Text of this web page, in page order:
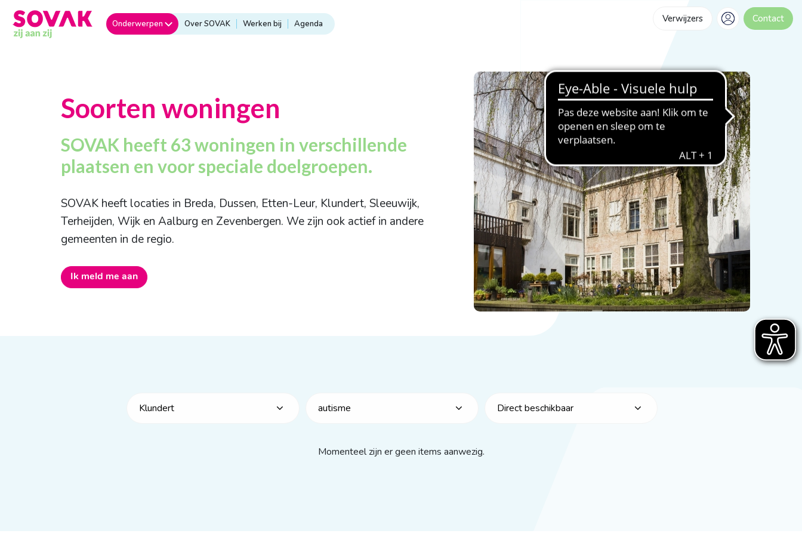
Onderwerpen Over SOVAK Werken bij Agenda Verwijzers Contact
Soorten woningen
SOVAK heeft 63 woningen in verschillende
plaatsen en voor speciale doelgroepen.
SOVAK heeft locaties in Breda, Dussen, Etten-Leur, Klundert, Sleeuwijk,
Terheijden, Wijk en Aalburg en Zevenbergen. We zijn ook actief in andere
gemeenten in de regio.
Ik meld me aan
Klundert autisme Direct beschikbaar
Momenteel zijn er geen items aanwezig.